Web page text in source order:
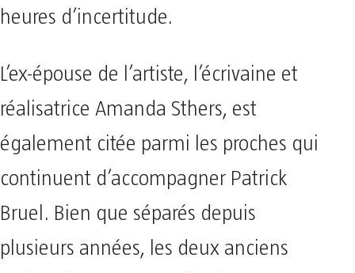
heures d’incertitude.
L’ex-épouse de l’artiste, l’écrivaine et
réalisatrice Amanda Sthers, est
également citée parmi les proches qui
continuent d’accompagner Patrick
Bruel. Bien que séparés depuis
plusieurs années, les deux anciens